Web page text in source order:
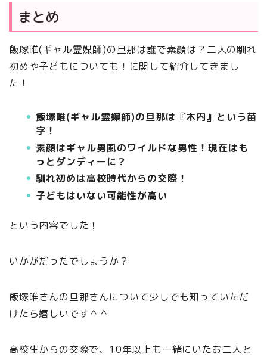
まとめ
飯塚唯(ギャル霊媒師)の旦那は誰で素顔は？二人の馴れ
初めや子どもについても！に関して紹介してきまし
た！
飯塚唯(ギャル霊媒師)の旦那は『木内』という苗
字！
素顔はギャル男風のワイルドな男性！現在はも
っとダンディーに？
馴れ初めは高校時代からの交際！
子どもはいない可能性が高い
という内容でした！
いかがだったでしょうか？
飯塚唯さんの旦那さんについて少しでも知っていただ
けたら嬉しいです＾＾
高校生からの交際で、10年以上も一緒にいたお二人と